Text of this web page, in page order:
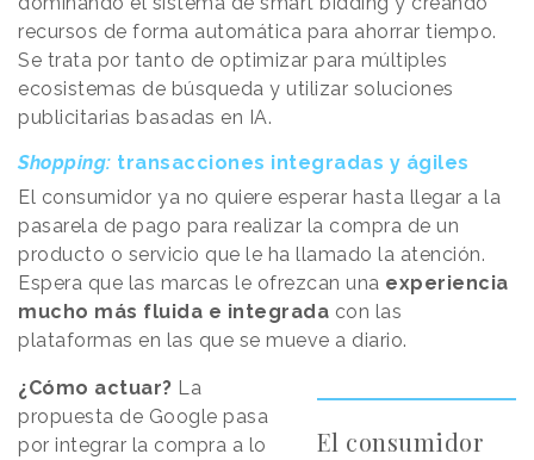
recursos de forma automática para ahorrar tiempo.
Se trata por tanto de optimizar para múltiples
ecosistemas de búsqueda y utilizar soluciones
publicitarias basadas en IA.
Shopping: transacciones integradas y ágiles
El consumidor ya no quiere esperar hasta llegar a la
pasarela de pago para realizar la compra de un
producto o servicio que le ha llamado la atención.
Espera que las marcas le ofrezcan una experiencia
mucho más fluida e integrada con las
plataformas en las que se mueve a diario.
El consumidor
¿Cómo actuar? La
propuesta de Google pasa
por integrar la compra a lo